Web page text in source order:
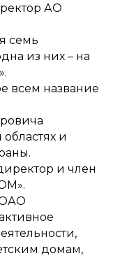
АО
семь
из них – на
всем название
и
и член
ОАО
домам,